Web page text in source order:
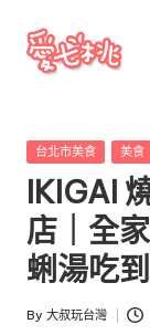
Skip
七
桃
玩
台
灣
桃
玩
台
灣
把
全
景
Posted
台北市美食 美食
IKIGAI
店｜全
蜊湯吃
Posted
By 大叔玩台灣